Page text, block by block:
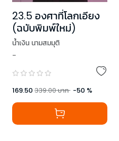
23.5 องศาที่โลกเอียง
(ฉบับพิมพ์ใหม่)
น้ำเงิน นามสมมุติ
-
169.50 339.00บาท -50 %